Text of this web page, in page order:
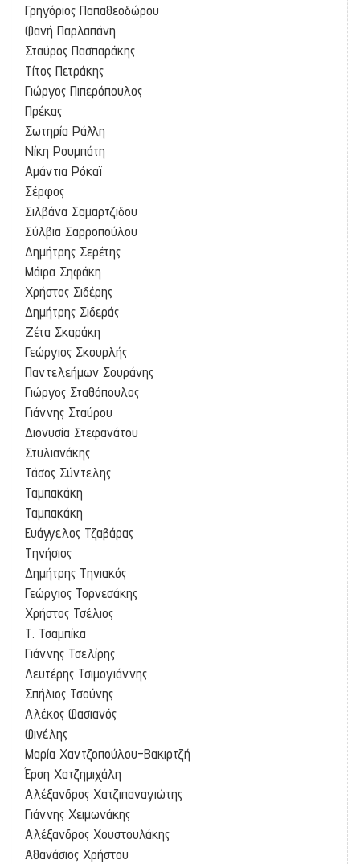
Γρηγόριος Παπαθεοδώρου
Φανή Παρλαπάνη
Σταύρος Πασπαράκης
Τίτος Πετράκης
Γιώργος Πιπερόπουλος
Πρέκας
Σωτηρία Ράλλη
Νίκη Ρουμπάτη
Αμάντια Ρόκαϊ
Σέρφος
Σιλβάνα Σαμαρτζιδου
Σύλβια Σαρροπούλου
Δημήτρης Σερέτης
Μάιρα Σηφάκη
Χρήστος Σιδέρης
Δημήτρης Σιδεράς
Ζέτα Σκαράκη
Γεώργιος Σκουρλής
Παντελεήμων Σουράνης
Γιώργος Σταθόπουλος
Γιάννης Σταύρου
Διονυσία Στεφανάτου
Στυλιανάκης
Τάσος Σύντελης
Ταμπακάκη
Ταμπακάκη
Ευάγγελος Τζαβάρας
Τηνήσιος
Δημήτρης Τηνιακός
Γεώργιος Τορνεσάκης
Χρήστος Τσέλιος
Τ. Τσαμπίκα
Γιάννης Τσελίρης
Λευτέρης Τσιμογιάννης
Σπήλιος Τσούνης
Αλέκος Φασιανός
Φινέλης
Μαρία Χαντζοπούλου-Βακιρτζή
Έρση Χατζημιχάλη
Αλέξανδρος Χατζιπαναγιώτης
Γιάννης Χειμωνάκης
Αλέξανδρος Χουστουλάκης
Αθανάσιος Χρήστου